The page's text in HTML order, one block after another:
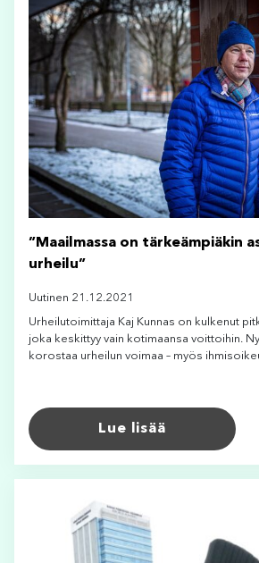
”Maailmassa on tärkeämpiäkin
urheilu”
Uutinen 21.12.2021
Urheilutoimittaja Kaj Kunnas on kulkenut
joka keskittyy vain kotimaansa voittoihin.
korostaa urheilun voimaa – myös
Lue lisää